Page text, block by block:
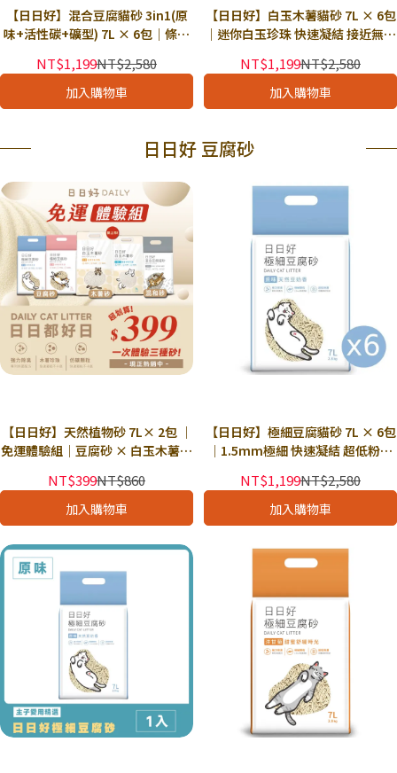
【日日好】混合豆腐貓砂 3in1(原
味+活性碳+礦型) 7L × 6包｜條型
除臭｜獨立下單
NT$1,199NT$2,580
加入購物車
【日日好】白玉木薯貓砂 7L × 6包
｜迷你白玉珍珠 快速凝結 接近無塵
NT$1,199NT$2,580
加入購物車
日日好 豆腐砂
【日日好】天然植物砂 7L× 2包 ｜
免運體驗組｜豆腐砂 × 白玉木薯砂
顆粒 超低粉塵｜可獨立下單
NT$399NT$860
加入購物車
【日日好】極細豆腐貓砂 7L × 6包
｜1.5mm極細 快速凝結 超低粉塵
NT$1,199NT$2,580
加入購物車